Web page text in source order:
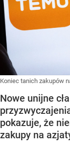
Koniec tanich zakupów
Nowe unijne
pokazuje, że
zakupy na